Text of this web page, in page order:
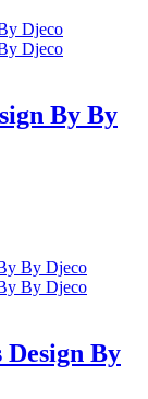
By By
Design By